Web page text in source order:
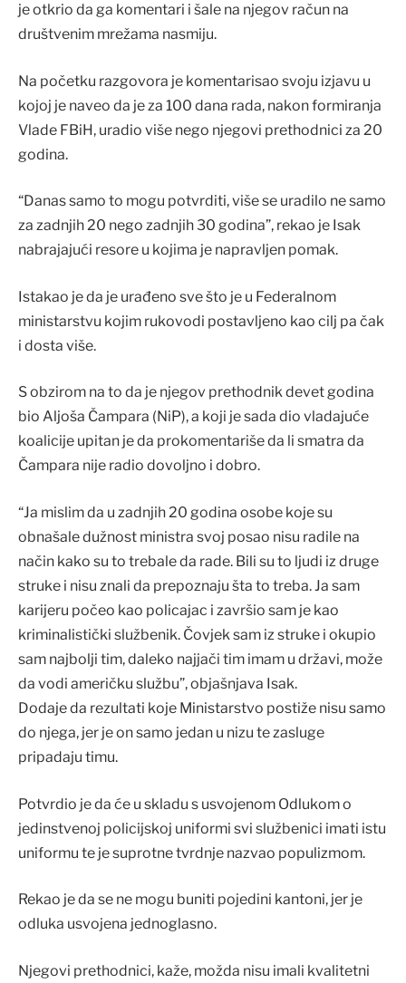
je otkrio da ga komentari i šale na njegov račun na
društvenim mrežama nasmiju.
Na početku razgovora je komentarisao svoju izjavu u
kojoj je naveo da je za 100 dana rada, nakon formiranja
Vlade FBiH, uradio više nego njegovi prethodnici za 20
godina.
“Danas samo to mogu potvrditi, više se uradilo ne samo
za zadnjih 20 nego zadnjih 30 godina”, rekao je Isak
nabrajajući resore u kojima je napravljen pomak.
Istakao je da je urađeno sve što je u Federalnom
ministarstvu kojim rukovodi postavljeno kao cilj pa čak
i dosta više.
S obzirom na to da je njegov prethodnik devet godina
bio Aljoša Čampara (NiP), a koji je sada dio vladajuće
koalicije upitan je da prokomentariše da li smatra da
Čampara nije radio dovoljno i dobro.
“Ja mislim da u zadnjih 20 godina osobe koje su
obnašale dužnost ministra svoj posao nisu radile na
način kako su to trebale da rade. Bili su to ljudi iz druge
struke i nisu znali da prepoznaju šta to treba. Ja sam
karijeru počeo kao policajac i završio sam je kao
kriminalistički službenik. Čovjek sam iz struke i okupio
sam najbolji tim, daleko najjači tim imam u državi, može
da vodi američku službu”, objašnjava Isak.
Dodaje da rezultati koje Ministarstvo postiže nisu samo
do njega, jer je on samo jedan u nizu te zasluge
pripadaju timu.
Potvrdio je da će u skladu s usvojenom Odlukom o
jedinstvenoj policijskoj uniformi svi službenici imati istu
uniformu te je suprotne tvrdnje nazvao populizmom.
Rekao je da se ne mogu buniti pojedini kantoni, jer je
odluka usvojena jednoglasno.
Njegovi prethodnici, kaže, možda nisu imali kvalitetni